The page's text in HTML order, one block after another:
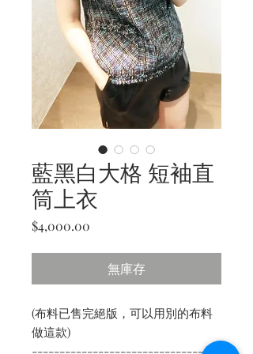
藍黑白大格 短袖直
筒上衣
$4,000.00
無庫存
(布料已售完絕版，可以用別的布料
做這款)
----------------------------------